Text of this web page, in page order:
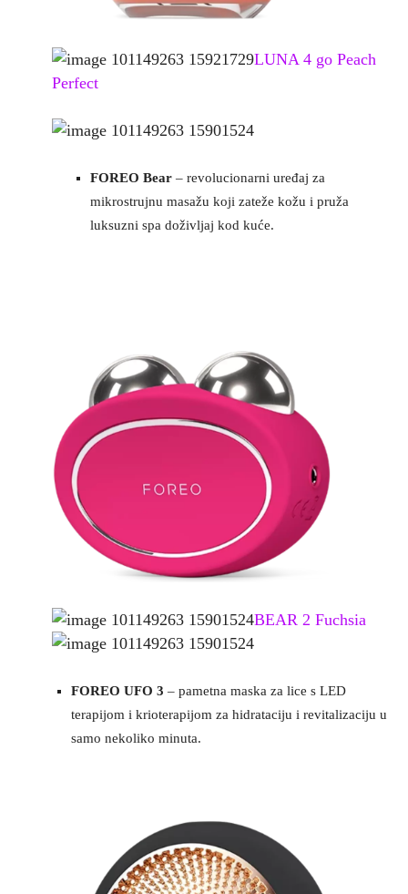
LUNA 4 go Peach
Perfect
FOREO Bear – revolucionarni uređaj za
mikrostrujnu masažu koji zateže kožu i pruža
luksuzni spa doživljaj kod kuće.
BEAR 2 Fuchsia
FOREO UFO 3 – pametna maska za lice s LED
terapijom i krioterapijom za hidrataciju i revitalizaciju u
samo nekoliko minuta​.